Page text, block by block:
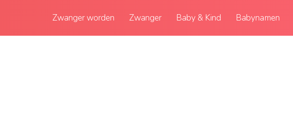
Zwanger worden Zwanger Baby & Kind Babynamen